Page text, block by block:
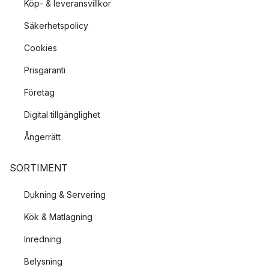
Köp- & leveransvillkor
Säkerhetspolicy
Cookies
Prisgaranti
Företag
Digital tillgänglighet
Ångerrätt
SORTIMENT
Dukning & Servering
Kök & Matlagning
Inredning
Belysning